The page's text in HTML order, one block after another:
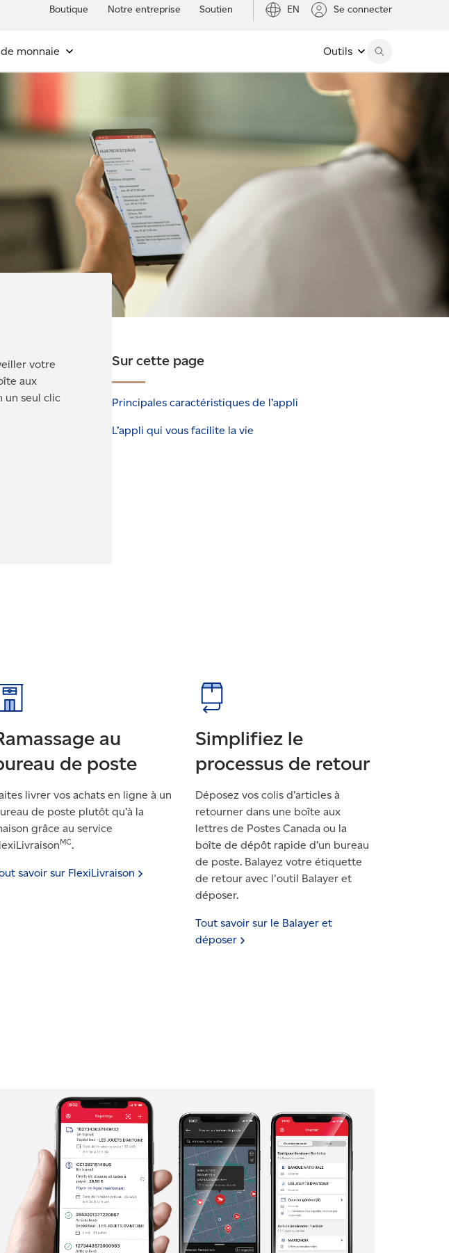
Boutique Notre entreprise Soutien EN Se connecter
monnaie Outils
votre
aux
un seul clic
Sur cette page
Principales caractéristiques de l’appli
L’appli qui vous facilite la vie
au
de poste
livrer vos achats en ligne à un
de poste plutôt qu’à la
grâce au service
MC.
savoir sur FlexiLivraison
Simplifiez le
processus de retour
Déposez vos colis d’articles à
retourner dans une boîte aux
lettres de Postes Canada ou la
boîte de dépôt rapide d’un bureau
de poste. Balayez votre étiquette
de retour avec l'outil Balayer et
déposer.
Tout savoir sur le Balayer et
déposer